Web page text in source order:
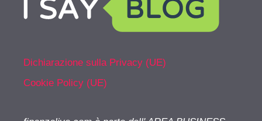
Dichiarazione sulla Privacy (UE)
Cookie Policy (UE)